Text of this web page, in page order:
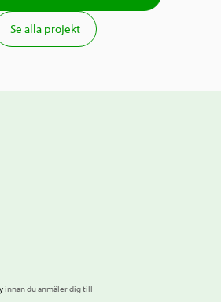
Se alla projekt
innan du anmäler dig till